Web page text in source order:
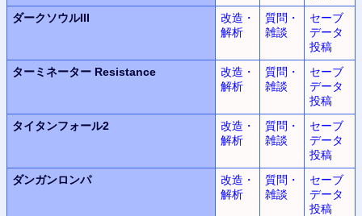
ダークソウルIII
改造・
解析
質問・
雑談
セーブ
データ
投稿
ターミネーター Resistance
改造・
解析
質問・
雑談
セーブ
データ
投稿
タイタンフォール2
改造・
解析
質問・
雑談
セーブ
データ
投稿
ダンガンロンパ
改造・
解析
質問・
雑談
セーブ
データ
投稿